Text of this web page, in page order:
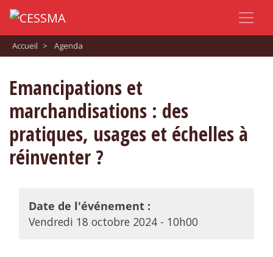
Accueil > Agenda
Emancipations et
marchandisations : des
pratiques, usages et échelles à
réinventer ?
Date de l'événement :
Vendredi 18 octobre 2024 - 10h00